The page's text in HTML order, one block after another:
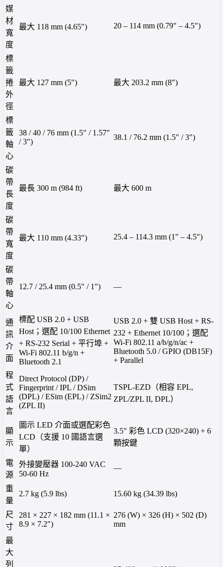
媒
材
寬
度
最大 118 mm (4.65") 20 – 114 mm (0.79" – 4.5")
標
籤
捲
外
徑
最大 127 mm (5") 最大 203.2 mm (8")
標
籤
軸
心
38 / 40 / 76 mm (1.5" / 1.57"
/ 3")
38.1 / 76.2 mm (1.5" / 3")
碳
帶
長
度
最長 300 m (984 ft) 最大 600 m
碳
帶
寬
度
最大 110 mm (4.33") 25.4 – 114.3 mm (1" – 4.5")
碳
帶
軸
心
12.7 / 25.4 mm (0.5" / 1") —
通
訊
介
面
標配 USB 2.0 + USB
Host；選配 10/100 Ethernet
+ RS-232 Serial + 平行埠 +
Wi-Fi 802.11 b/g/n +
Bluetooth 2.1
USB 2.0 + 雙 USB Host + RS-
232 + Ethernet 10/100；選配
Wi-Fi 802.11 a/b/g/n/ac +
Bluetooth 5.0 / GPIO (DB15F)
+ Parallel
程
式
語
言
Direct Protocol (DP) /
Fingerprint / IPL / DSim
(DPL) / ESim (EPL) / ZSim2
(ZPL II)
TSPL-EZD（相容 EPL,
ZPL/ZPL II, DPL）
顯
示
圖示 LED 介面或選配彩色
LCD（支援 10 國語言選
單）
3.5" 彩色 LCD (320×240) + 6
顆按鍵
電
源
外接變壓器 100-240 VAC
50-60 Hz
—
重
量
2.7 kg (5.9 lbs) 15.60 kg (34.39 lbs)
尺
寸
281 × 227 × 182 mm (11.1 ×
8.9 × 7.2")
276 (W) × 326 (H) × 502 (D)
mm
最
大
列